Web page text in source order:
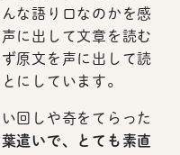
な語り口なのかを感
に出して文章を読む
原文を声に出して読
にしています。
回しや奇をてらった
遣いで、とても素直